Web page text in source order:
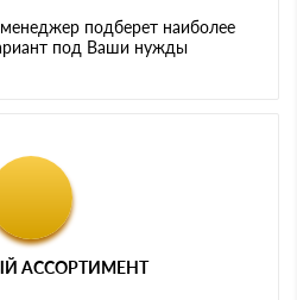
подберет наиболее
под Ваши нужды
АССОРТИМЕНТ